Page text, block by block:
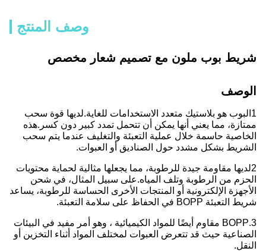
وصف المنتج
شريط بوب ملون مع تصميم شعار مخصص
الوصف
1البوب هو بلاستيك متعدد الاستخدامات للغاية.
لديها قوة سحب
ممتازة، مما يعني أنها يمكن أن تتحمل تمدد كبير دون كسر.هذه
الخاصية حاسمة خلال عملية التعبئة والتغليف عندما يتم سحب
الشريط بشكل مشدد حول الصناديق أو العبوات.
2لديها مقاومة جيدة للرطوبة، مما يجعلها مثالية لحماية محتويات
الحزم من الرطوبة وتلف المياه.على سبيل المثال، في شحن
الأجهزة الإلكترونية أو المنتجات الأخرى الحساسة للرطوبة، يساعد
شريط التعبئة BOPP في الحفاظ على سلامة التعبئة.
3.BOPP مقاوم أيضًا للمواد الكيميائية ، وهو أمر مفيد في البيئات
الصناعية حيث قد تتعرض العبوات لمختلف المواد أثناء التخزين أو
النقل.